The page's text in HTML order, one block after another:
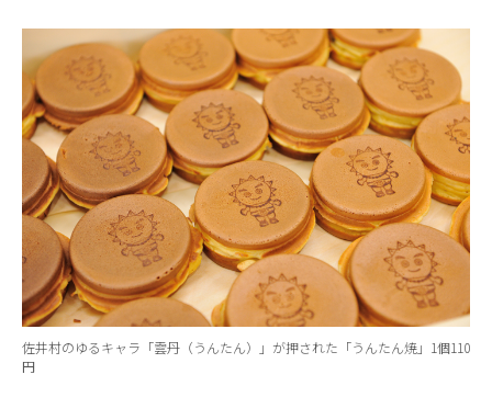
佐井村のゆるキャラ「雲丹（うんたん）」が押された「うんたん焼」1個110
円